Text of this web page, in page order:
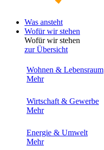
Was ansteht
Wofür wir stehen
Wofür wir stehen
zur Übersicht
Wohnen & Lebensraum
Mehr
Wirtschaft & Gewerbe
Mehr
Energie & Umwelt
Mehr